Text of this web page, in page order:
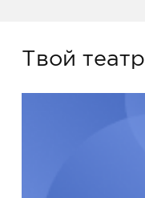
Твой театр